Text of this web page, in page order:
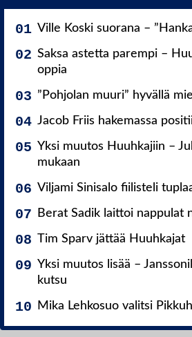
Ville Koski suorana –
Saksa astetta parempi –
oppia
”Pohjolan muuri” hyvällä
Jacob Friis hakemassa
Yksi muutos Huuhkajiin –
mukaan
Viljami Sinisalo fiilisteli
Berat Sadik laittoi nappulat
Tim Sparv jättää Huuhkajat
Yksi muutos lisää –
kutsu
Mika Lehkosuo valitsi